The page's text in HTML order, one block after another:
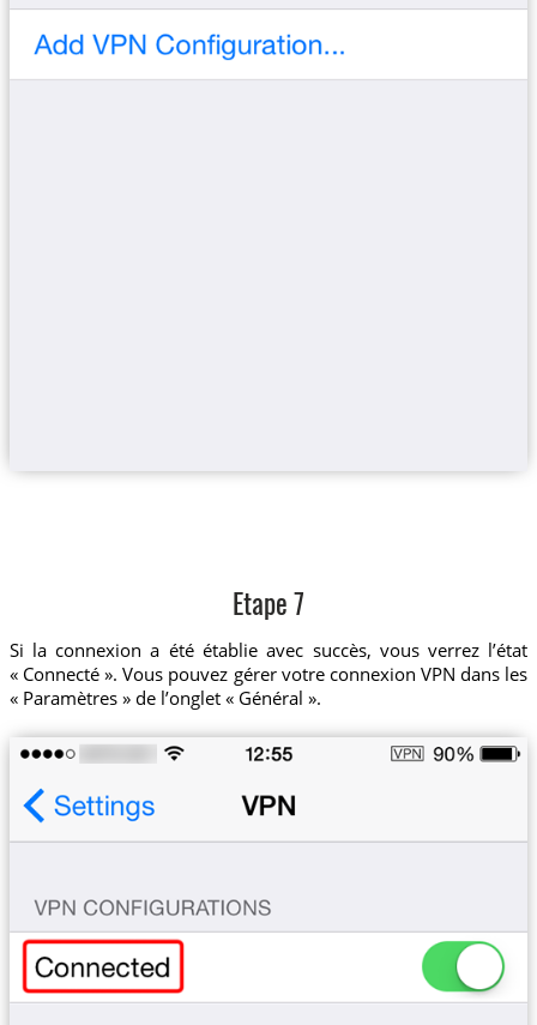
Etape 7
Si la connexion a été établie avec succès, vous verrez l’état
« Connecté ». Vous pouvez gérer votre connexion VPN dans les
« Paramètres » de l’onglet « Général ».